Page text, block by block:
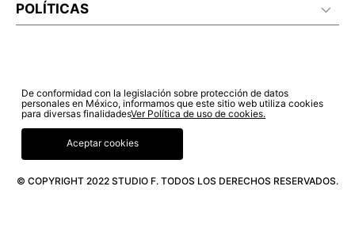
POLÍTICAS
© COPYRIGHT 2022 STUDIO F. TODOS LOS DERECHOS RESERVADOS.
De conformidad con la legislación sobre protección de datos
personales en México, informamos que este sitio web utiliza cookies
para diversas finalidadesVer Política de uso de cookies.
Aceptar cookies